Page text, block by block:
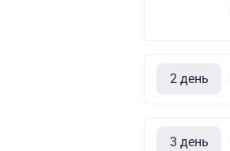
2 день
3 день